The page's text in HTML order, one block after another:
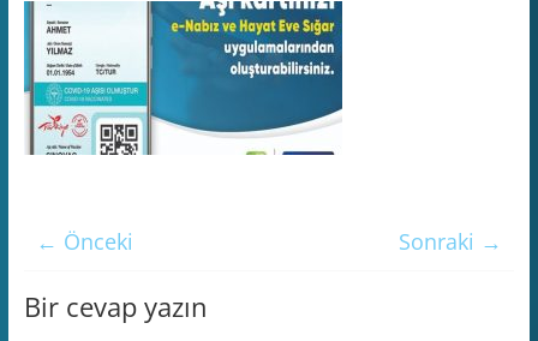
← Önceki Sonraki →
Bir cevap yazın